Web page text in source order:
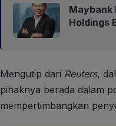
Maybank
Holdings
Mengutip dari Reuters,
pihaknya berada dalam
mempertimbangkan